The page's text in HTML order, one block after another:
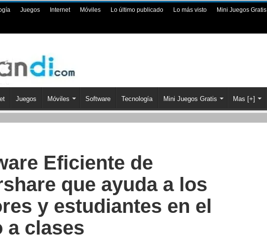
Juegos Internet Móviles Lo último publicado Lo más visto Mini Juegos Gratis
Juegos Móviles Software Tecnología Mini Juegos Gratis Mas [+]
Eficiente de
que ayuda a los
y estudiantes en el
a clases